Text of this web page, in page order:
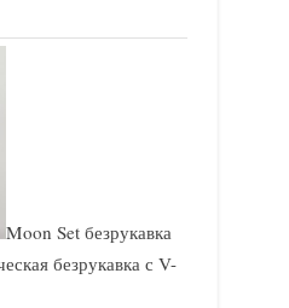
Moon Set безрукавка
безрукавка с V-